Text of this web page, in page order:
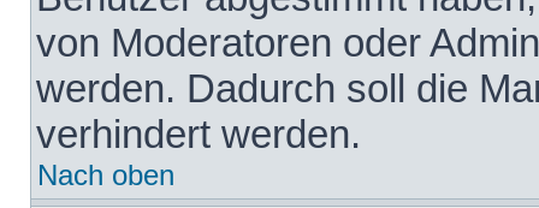
von Moderatoren oder
werden. Dadurch soll die
verhindert werden.
Nach oben